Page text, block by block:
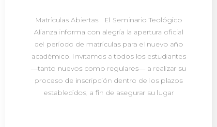
Matrículas Abiertas El Seminario Teológico
Alianza informa con alegría la apertura oficial
del período de matrículas para el nuevo año
académico. Invitamos a todos los estudiantes
—tanto nuevos como regulares— a realizar su
proceso de inscripción dentro de los plazos
establecidos, a fin de asegurar su lugar